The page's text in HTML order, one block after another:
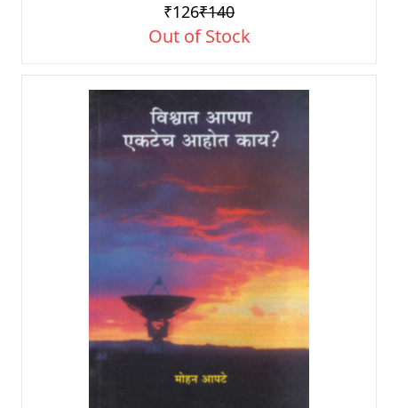
₹126₹140
Out of Stock